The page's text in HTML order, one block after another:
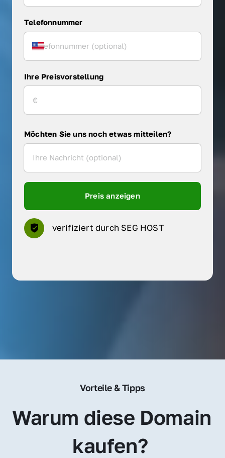
Telefonnummer
Ihre Preisvorstellung
Möchten Sie uns noch etwas mitteilen?
Preis anzeigen
verifiziert durch SEG HOST
Vorteile & Tipps
Warum diese Domain
kaufen?